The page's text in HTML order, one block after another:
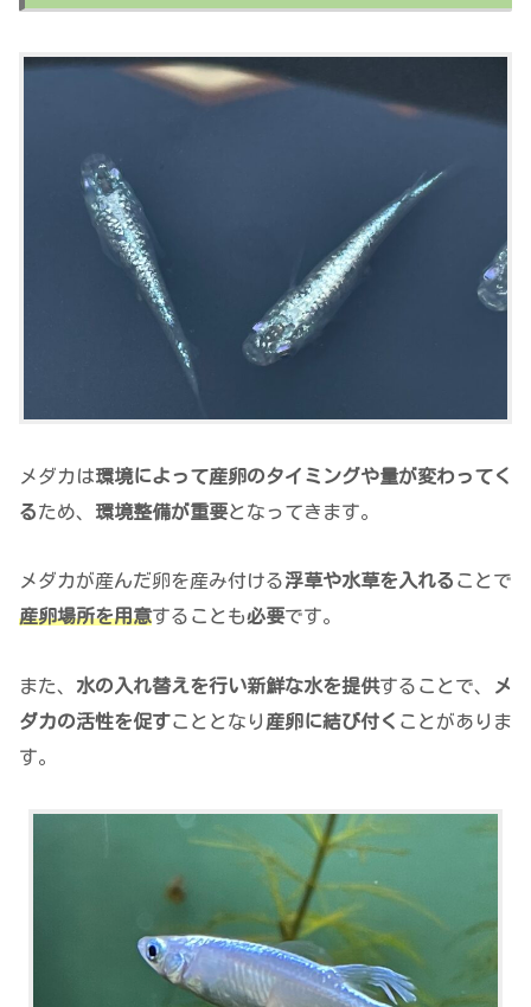
メダカは環境によって産卵のタイミングや量が変わってく
るため、 環境整備が重要となってきます。
メダカが産んだ卵を産み付ける浮草や水草を入れる ことで
産卵場所を用意することも必要です。
また、 水の入れ替えを行い新鮮な水を提供することで、
メ
ダカの活性を促すこととなり 産卵に結び付く ことがありま
す。